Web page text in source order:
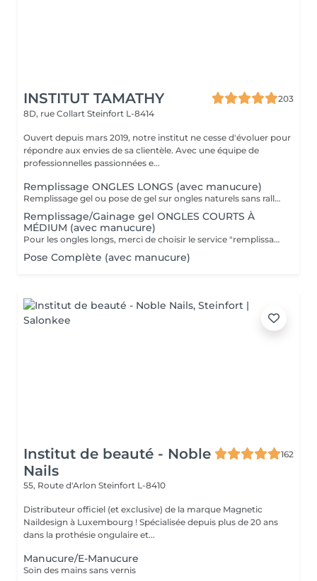
INSTITUT TAMATHY
203
8D, rue Collart Steinfort L-8414
Ouvert depuis mars 2019, notre institut ne cesse d'évoluer pour
répondre aux envies de sa clientèle. Avec une équipe de
professionnelles passionnées e...
Remplissage ONGLES LONGS (avec manucure)
Remplissage gel ou pose de gel sur ongles naturels sans rallongement. Si vous souhaitez une décoration, pensez à rajouter décor ongle.
Remplissage/Gainage gel ONGLES COURTS À
MÉDIUM (avec manucure)
Pour les ongles longs, merci de choisir le service "remplissage ongles longs". Remplissage gel ou pose de gel sur ongles naturels sans rallongement. Si vous souhaitez une décoration, pensez à rajouter décor ongle.
Pose Complète (avec manucure)
Institut de beauté - Noble
Nails
162
55, Route d'Arlon Steinfort L-8410
Distributeur officiel (et exclusive) de la marque Magnetic
Naildesign à Luxembourg ! Spécialisée depuis plus de 20 ans
dans la prothésie ongulaire et...
Manucure/E-Manucure
Soin des mains sans vernis